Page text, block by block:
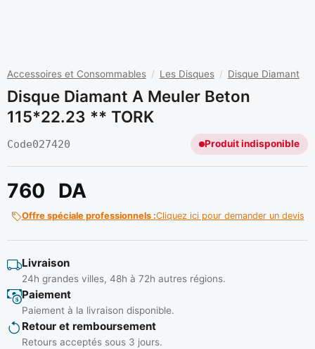
Accessoires et Consommables / Les Disques / Disque Diamant
Disque Diamant A Meuler Beton
115*22.23 ** TORK
Code027420 Produit indisponible
760 DA
Offre spéciale professionnels :Cliquez ici pour demander un devis
Livraison
24h grandes villes, 48h à 72h autres régions.
Paiement
Paiement à la livraison disponible.
Retour et remboursement
Retours acceptés sous 3 jours.